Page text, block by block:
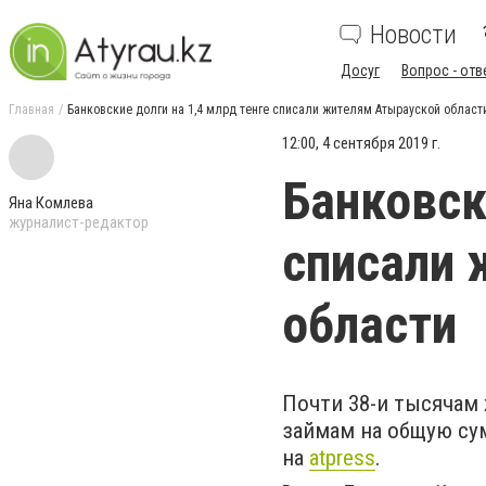
Новости
Досуг Вопрос -
Главная Банковские долги на 1,4 млрд тенге списали жителям Атырауской
Яна Комлева
журналист-редактор
12:00, 4 сентября 2019 г.
списали
области
Почти 38-и
займам на общую
на atpress.